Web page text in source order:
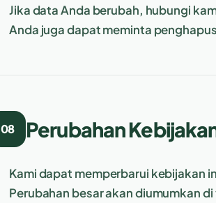
Jika data Anda berubah, hubungi
Anda juga dapat meminta
08 Perubahan
Kami dapat memperbarui kebijakan
Perubahan besar akan diumumkan